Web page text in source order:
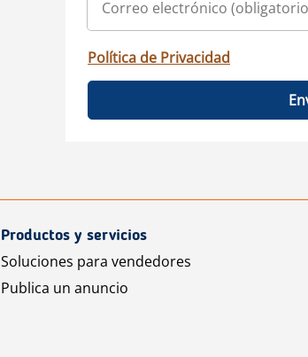
Política de Privacidad
Productos y servicios
Soluciones para vendedores
Publica un anuncio